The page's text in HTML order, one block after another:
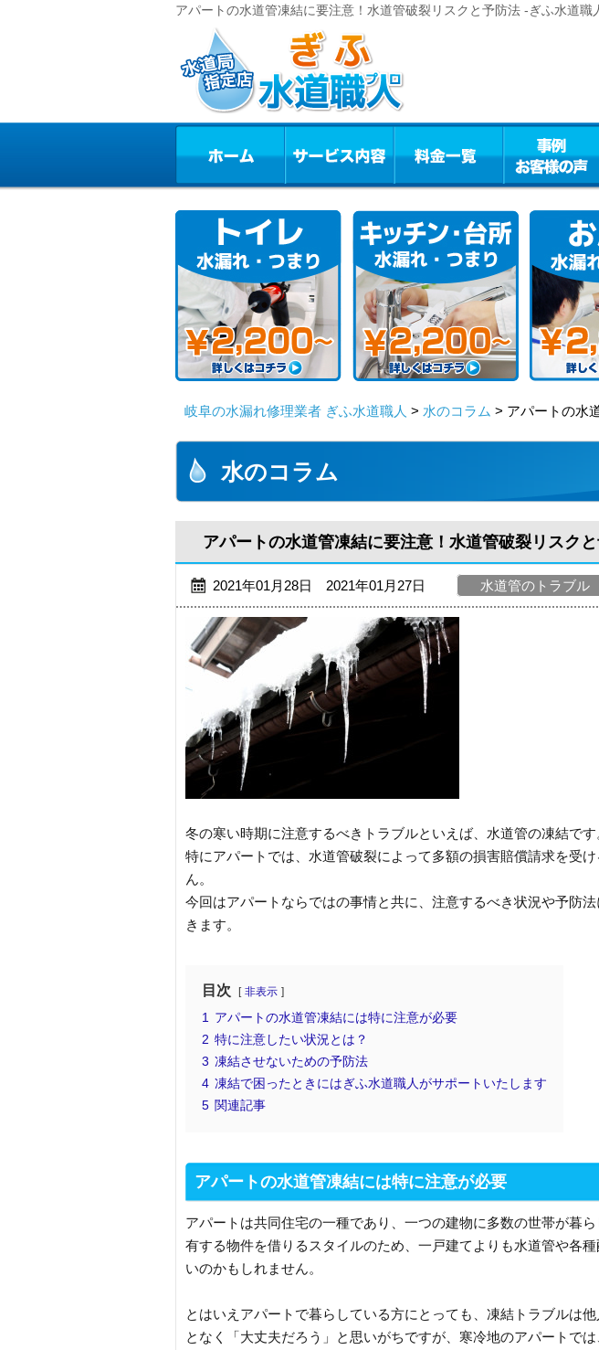
アパートの水道管凍結に要注意！水道管破裂リスクと予防法 -ぎふ水道
岐阜の水漏れ修理業者 ぎふ水道職人 > 水のコラム > アパートの水
水のコラム
アパートの水道管凍結に要注意！水道管破裂リスク
2021年01月28日 2021年01月27日 水道管のトラブル
冬の寒い時期に注意するべきトラブルといえば、水道管の凍結です
特にアパートでは、水道管破裂によって多額の損害賠償請求を受
ん。
今回はアパートならではの事情と共に、注意するべき状況や予防
きます。
目次 非表示
1 アパートの水道管凍結には特に注意が必要
2 特に注意したい状況とは？
3 凍結させないための予防法
4 凍結で困ったときにはぎふ水道職人がサポートいたします
5 関連記事
アパートの水道管凍結には特に注意が必要
アパートは共同住宅の一種であり、一つの建物に多数の世帯が暮
有する物件を借りるスタイルのため、一戸建てよりも水道管や各
いのかもしれません。
とはいえアパートで暮らしている方にとっても、凍結トラブルは
となく「大丈夫だろう」と思いがちですが、寒冷地のアパートで